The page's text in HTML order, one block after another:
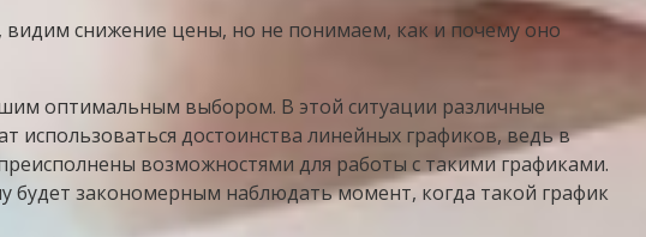
снижение цены, но не понимаем, как и почему оно
оптимальным выбором. В этой ситуации различные
достоинства линейных графиков, ведь в
возможностями для работы с такими графиками.
будет закономерным наблюдать момент, когда такой график